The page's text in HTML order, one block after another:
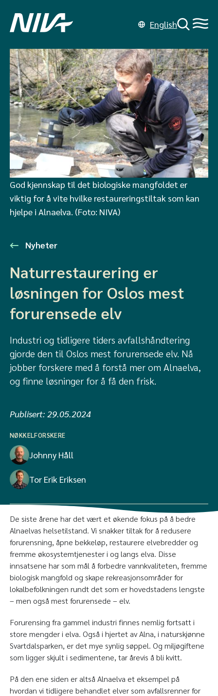
English
God kjennskap til det biologiske mangfoldet er
viktig for å vite hvilke restaureringstiltak som kan
hjelpe i Alnaelva. (Foto: NIVA)
Nyheter
Naturrestaurering er
løsningen for Oslos mest
forurensede elv
Industri og tidligere tiders avfallshåndtering
gjorde den til Oslos mest forurensede elv. Nå
jobber forskere med å forstå mer om Alnaelva,
og finne løsninger for å få den frisk.
Publisert: 29.05.2024
NØKKELFORSKERE
Johnny Håll
Tor Erik Eriksen
De siste årene har det vært et økende fokus på å bedre
Alnaelvas helsetilstand. Vi snakker tiltak for å redusere
forurensning, åpne bekkeløp, restaurere elvebredder og
fremme økosystemtjenester i og langs elva. Disse
innsatsene har som mål å forbedre vannkvaliteten, fremme
biologisk mangfold og skape rekreasjonsområder for
lokalbefolkningen rundt det som er hovedstadens lengste
– men også mest forurensede – elv.
Forurensing fra gammel industri finnes nemlig fortsatt i
store mengder i elva. Også i hjertet av Alna, i naturskjønne
Svartdalsparken, er det mye synlig søppel. Og miljøgiftene
som ligger skjult i sedimentene, tar årevis å bli kvitt.
På den ene siden er altså Alnaelva et eksempel på
hvordan vi tidligere behandlet elver som avfallsrenner for